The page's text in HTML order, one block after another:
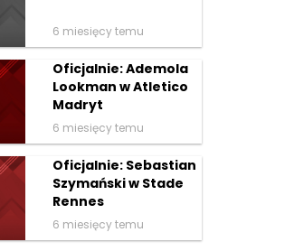
6 miesięcy temu
Oficjalnie: Ademola
Lookman w Atletico
Madryt
6 miesięcy temu
Oficjalnie: Sebastian
Szymański w Stade
Rennes
6 miesięcy temu